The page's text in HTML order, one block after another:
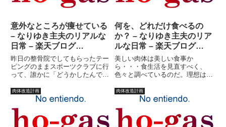
意外なところが痩せている
– なりゆき主夫のリアルな
日常 – 楽天ブログ
（Blog）
昨日の整骨院でしてもらったテー
ピングのままスポーツクラブに行
って、誰かに「どうかしたんです
なんて思ってたら、誰も訊いてこ
なかった。考えてみれば、脇目も
ふらず、さっさとマシンエクササ
イズメニューをこなしているだ
け...
何を、どれだけ食べるの
か？ – なりゆき主夫のリア
ルな日常 – 楽天ブログ
（Blog）
美しい肉体は美しい食事か
ら・・・食生活を見直すべく、
色々と調べているのだ。理想は、
何を食っているんだろうか？ボデ
ィビルダーってのは、コンテスト
まではデブで、コンテスト前から
急激にダイエットするという噂
だ。コンテ...
肉体改造計画 肉体改造計画